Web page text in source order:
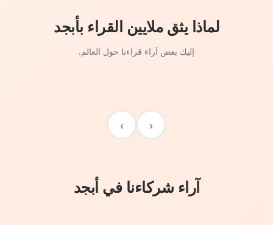
لماذا يثق ملايين القراء بأبجد
إليك بعض آراء قراءنا حول العالم.
‹
›
آراء شركاءنا في أبجد